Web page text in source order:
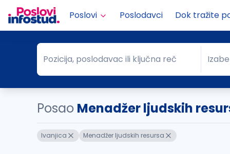
Poslovi Poslodavci Dok tražite
Pozicija, poslodavac ili ključna reč
Pozicija, poslodavac ili ključna reč Grad
Posao Menadžer ljudskih
Ivanjica Menadžer ljudskih resursa